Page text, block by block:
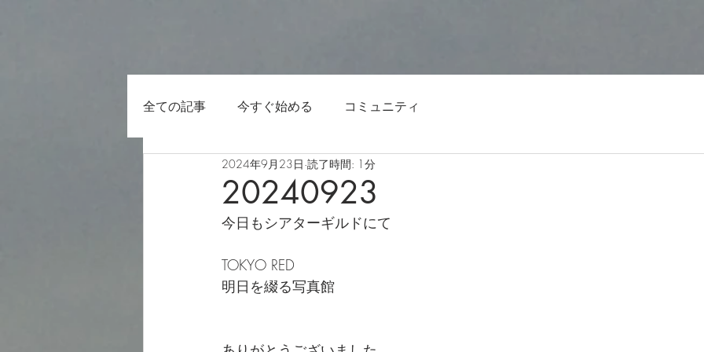
全ての記事 今すぐ始める コミュニティ
20240923
2024年9月23日 読了時間: 1分
今日もシアターギルドにて
TOKYO RED
明日を綴る写真館